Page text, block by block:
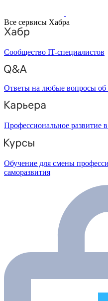
Все сервисы Хабра
Сообщество IT-специалистов
Ответы на любые вопросы об
Профессиональное развитие
Обучение для смены
саморазвития